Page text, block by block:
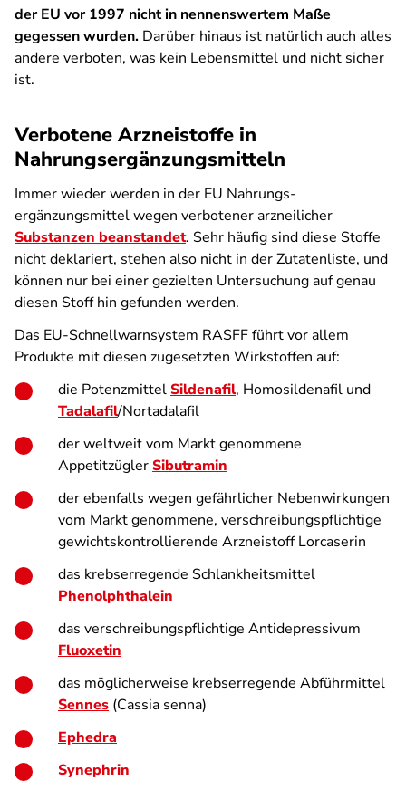
der EU vor 1997 nicht in nennenswertem Maße
gegessen wurden. Darüber hinaus ist natürlich auch alles
andere verboten, was kein Lebensmittel und nicht sicher
ist.
Verbotene Arzneistoffe in
Nahrungsergänzungsmitteln
Immer wieder werden in der EU Nahrungs­
ergänzungsmittel wegen verbotener arzneilicher
Substanzen beanstandet. Sehr häufig sind diese Stoffe
nicht deklariert, stehen also nicht in der Zutatenliste, und
können nur bei einer gezielten Untersuchung auf genau
diesen Stoff hin gefunden werden.
Das EU-Schnellwarnsystem RASFF führt vor allem
Produkte mit diesen zugesetzten Wirkstoffen auf:
die PotenzmittelSildenafil, Homosildenafil und
Tadalafil/Nortadalafil
der weltweit vom Markt genommene
AppetitzüglerSibutramin
der ebenfalls wegen gefährlicher Nebenwirkungen
vom Markt genommene, verschreibungspflichtige
gewichtskontrollierende Arzneistoff Lorcaserin
das krebserregende Schlankheitsmittel
Phenolphthalein
das verschreibungspflichtige Antidepressivum
Fluoxetin
das möglicherweise krebserregende Abführmittel
Sennes (Cassia senna)
Ephedra
Synephrin